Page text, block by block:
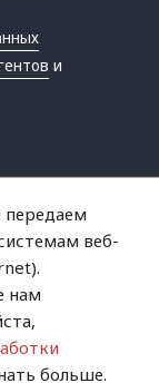
и
веб-
нам
больше.